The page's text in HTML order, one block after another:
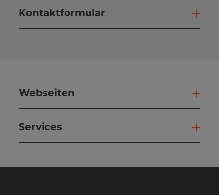
Kontaktformular
Webseiten
Services